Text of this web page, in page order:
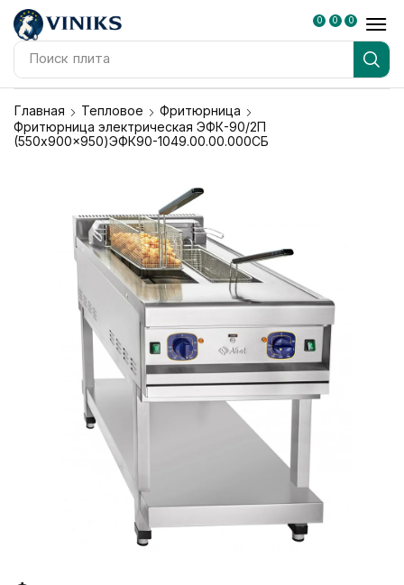
Поиск плита
0 0 0
Главная Тепловое
Фритюрница
Фритюрница электрическая ЭФК-90/2П
(550x900x950)ЭФК90-1049.00.00.000СБ